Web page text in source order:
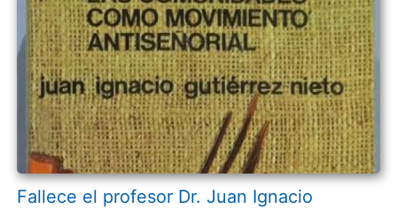
Fallece el profesor Dr. Juan Ignacio